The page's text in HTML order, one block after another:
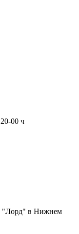
00 ч
"Лорд" в Нижнем